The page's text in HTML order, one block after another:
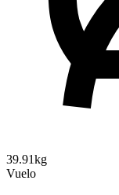
39.91kg
Vuelo